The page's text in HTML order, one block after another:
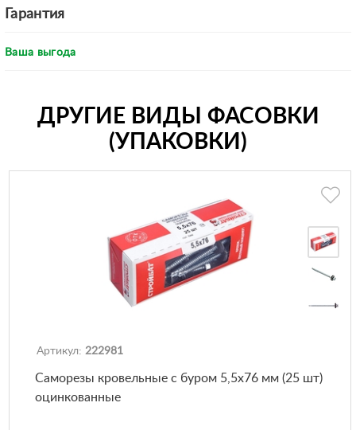
Гарантия
Ваша выгода
ДРУГИЕ ВИДЫ ФАСОВКИ
(УПАКОВКИ)
Артикул: 222981
Саморезы кровельные с буром 5,5х76 мм (25 шт)
оцинкованные